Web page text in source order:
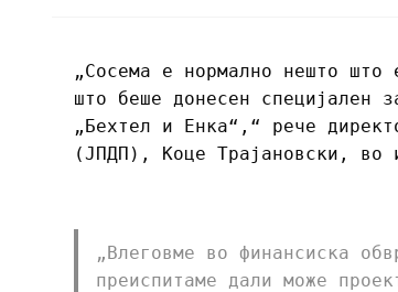
„Сосема е нормално нешто
што беше донесен специјален
„Бехтел и Енка“,“ рече
(ЈПДП), Коце Трајановски, во
„Влеговме во финансиска
преиспитаме дали може